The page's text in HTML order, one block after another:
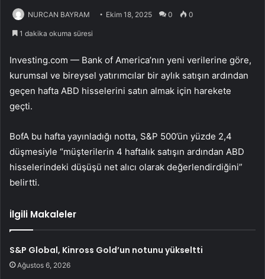
NURCAN BAYRAM Ekim 18, 2025 0 0
1 dakika okuma süresi
Investing.com — Bank of America’nın yeni verilerine göre,
kurumsal ve bireysel yatırımcılar bir aylık satışın ardından
geçen hafta ABD hisselerini satın almak için harekete
geçti.
BofA bu hafta yayınladığı notta, S&P 500’ün yüzde 2,4
düşmesiyle “müşterilerin 4 haftalık satışın ardından ABD
hisselerindeki düşüşü net alıcı olarak değerlendirdiğini”
belirtti.
İlgili Makaleler
S&P Global, Kinross Gold’un notunu yükseltti
Ağustos 6, 2026